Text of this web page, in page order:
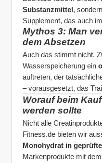
Substanzmittel,
Supplement, das auch
Mythos 3: Man
dem Absetzen
Auch das stimmt nicht.
Wasserspeicherung ein
auftreten, der
– vorausgesetzt, das
Worauf beim
werden sollte
Nicht alle
Fitness.de bieten wir
Monohydrat in
Markenprodukte mit